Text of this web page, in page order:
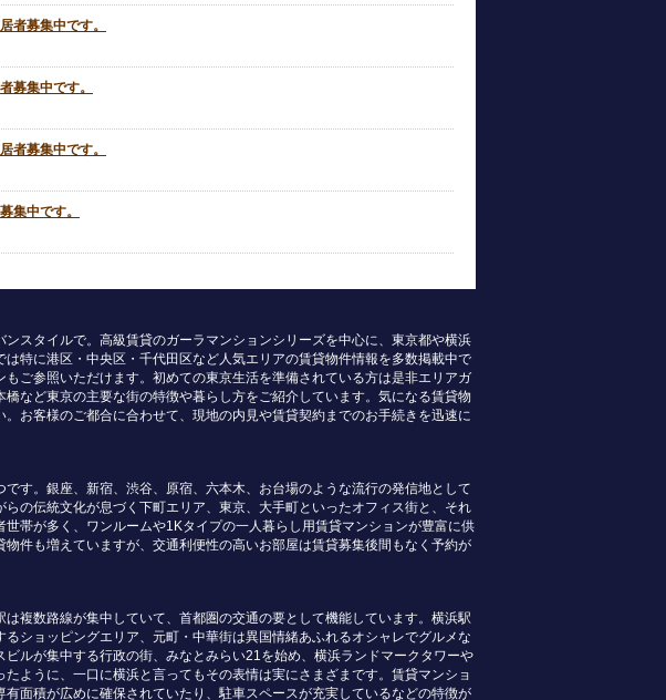
募集中です。
集中です。
募集中です。
集中です。
スタイルで。高級賃貸のガーラマンションシリーズを中心に、東京都や横浜
特に港区・中央区・千代田区など人気エリアの賃貸物件情報を多数掲載中で
ご参照いただけます。初めての東京生活を準備されている方は是非エリアガ
など東京の主要な街の特徴や暮らし方をご紹介しています。気になる賃貸物
お客様のご都合に合わせて、現地の内見や賃貸契約までのお手続きを迅速に
す。銀座、新宿、渋谷、原宿、六本木、お台場のような流行の発信地として
の伝統文化が息づく下町エリア、東京、大手町といったオフィス街と、それ
帯が多く、ワンルームや1Kタイプの一人暮らし用賃貸マンションが豊富に供
件も増えていますが、交通利便性の高いお部屋は賃貸募集後間もなく予約が
複数路線が集中していて、首都圏の交通の要として機能しています。横浜駅
ショッピングエリア、元町・中華街は異国情緒あふれるオシャレでグルメな
ルが集中する行政の街、みなとみらい21を始め、横浜ランドマークタワーや
ように、一口に横浜と言ってもその表情は実にさまざまです。賃貸マンショ
面積が広めに確保されていたり、駐車スペースが充実しているなどの特徴が